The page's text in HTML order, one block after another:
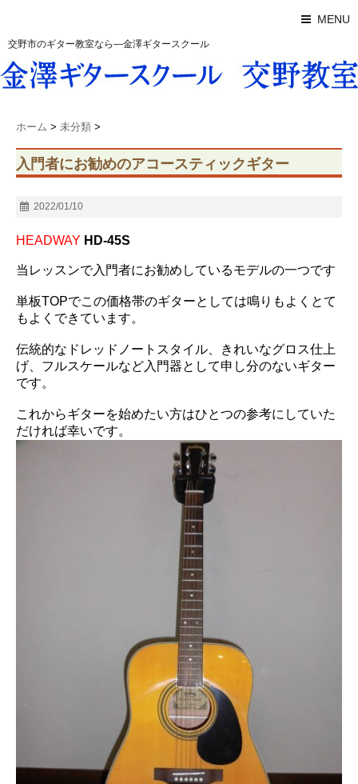
MENU
交野市のギター教室なら―金澤ギタースクール
ホーム > 未分類 >
入門者にお勧めのアコースティックギター
2022/01/10
HEADWAY HD-45S
当レッスンで入門者にお勧めしているモデルの一つです
単板TOPでこの価格帯のギターとしては鳴りもよくとて
もよくできています。
伝統的なドレッドノートスタイル、きれいなグロス仕上
げ、フルスケールなど入門器として申し分のないギター
です。
これからギターを始めたい方はひとつの参考にしていた
だければ幸いです。